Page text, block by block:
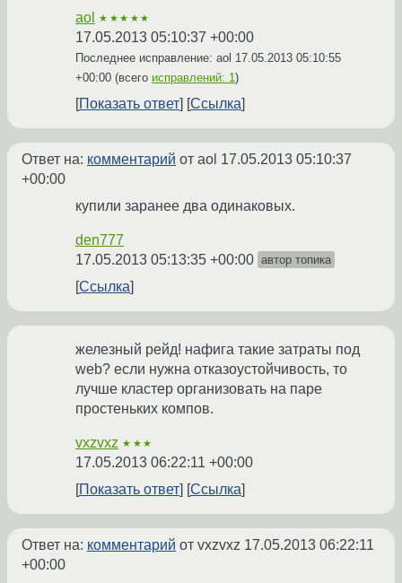
aol ★★★★★
17.05.2013 05:10:37 +00:00
Последнее исправление: aol 17.05.2013 05:10:55
+00:00 (всего исправлений: 1)
Показать ответ Ссылка
Ответ на: комментарий от aol 17.05.2013 05:10:37
+00:00
купили заранее два одинаковых.
den777
17.05.2013 05:13:35 +00:00 автор топика
Ссылка
железный рейд! нафига такие затраты под
web? если нужна отказоустойчивость, то
лучше кластер организовать на паре
простеньких компов.
vxzvxz ★★★
17.05.2013 06:22:11 +00:00
Показать ответ
Ссылка
Ответ на: комментарий от vxzvxz 17.05.2013 06:22:11
+00:00